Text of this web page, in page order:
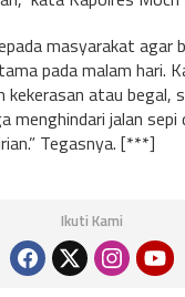
masyarakat
pada malam hari.
kekerasan atau begal,
menghindari jalan
Tegasnya. [***]
Ikuti Kami